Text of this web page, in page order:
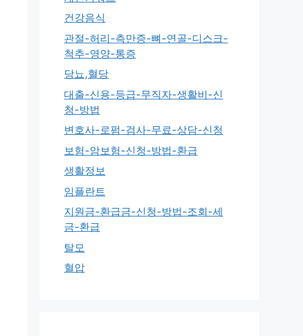
건강음식
관절-허리-측만증-뼈-연골-디스크-
척추-영양-통증
당뇨,혈당
대출-신용-등급-무직자-생활비-신
청-방법
변호사-로펌-검사-무료-상담-신청
보험-암보험-신청-방법-환급
생활정보
임플란트
지원금-환급금-신청-방법-조회-세
금-환급
탈모
혈압